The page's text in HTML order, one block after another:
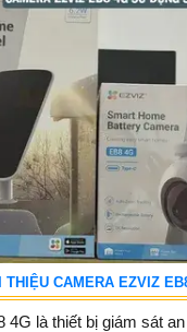
THIỆU CAMERA EZVIZ
4G là thiết bị giám sát